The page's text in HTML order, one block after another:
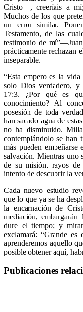
Cristo—, creeríais a
Muchos de los que
un error similar.
Testamento, de las
testimonio de
prácticamente rechazan
inseparable.
“Esta empero es la
solo Dios verdadero, y
17:3. ¿Por qué es
conocimiento? Al
posesión de toda
han sacado agua de
no ha disminuido.
contemplándolo se han
más pueden
salvación. Mientras uno
de su misión, rayos de
intento de descubrir la
Cada nuevo estudio
que lo que ya se ha
la encarnación de
mediación,
dure el tiempo; y
exclamará: “Grande
aprenderemos aquello
posible obtener aquí,
Publicaciones